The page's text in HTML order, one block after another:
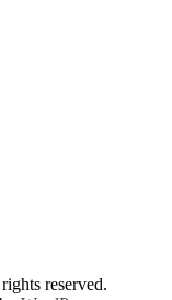
reserved.